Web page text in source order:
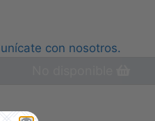
con nosotros.